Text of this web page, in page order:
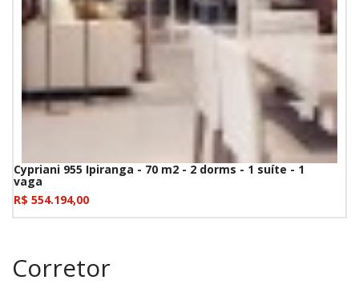
Cypriani 955 Ipiranga - 70 m2 - 2 dorms - 1 suíte - 1
vaga
R$ 554.194,00
Corretor